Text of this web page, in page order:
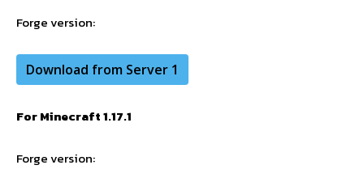
Forge version:
Download from Server 1
For Minecraft 1.17.1
Forge version: